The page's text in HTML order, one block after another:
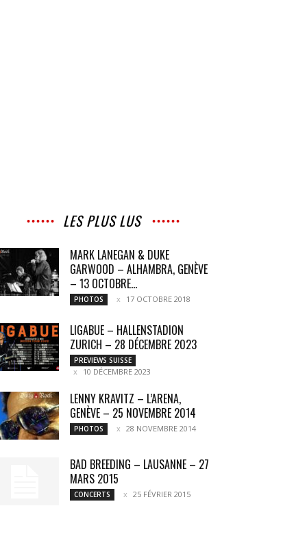
LES PLUS LUS
MARK LANEGAN & DUKE
GARWOOD – ALHAMBRA, GENÈVE
– 13 OCTOBRE...
PHOTOS 17 OCTOBRE 2018
LIGABUE – HALLENSTADION
ZURICH – 28 DÉCEMBRE 2023
PREVIEWS SUISSE
10 DÉCEMBRE 2023
LENNY KRAVITZ – L’ARENA,
GENÈVE – 25 NOVEMBRE 2014
PHOTOS 28 NOVEMBRE 2014
BAD BREEDING – LAUSANNE – 27
MARS 2015
CONCERTS 25 FÉVRIER 2015